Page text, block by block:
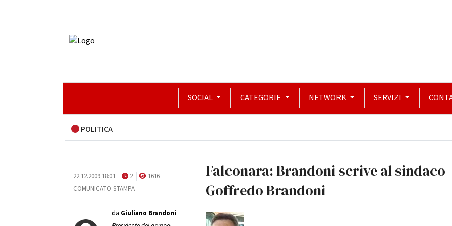
SOCIAL CATEGORIE NETWORK SERVIZI
POLITICA
22.12.2009 18:01 2
1616
COMUNICATO STAMPA
da Giuliano Brandoni
Falconara: Brandoni scrive al sindaco
Goffredo Brandoni